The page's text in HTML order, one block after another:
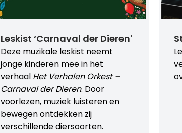
Leskist ‘Carnaval der Dieren'
Deze muzikale leskist neemt
jonge kinderen mee in het
verhaal Het Verhalen Orkest –
Carnaval der Dieren. Door
voorlezen, muziek luisteren en
bewegen ontdekken zij
verschillende diersoorten.